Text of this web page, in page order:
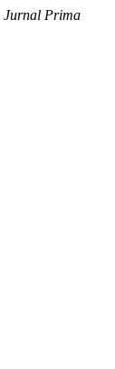
Jurnal Prima